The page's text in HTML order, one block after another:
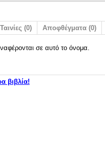
Ταινίες (0) Αποφθέγματα (0)
σε αυτό το όνομα.
βιβλία!